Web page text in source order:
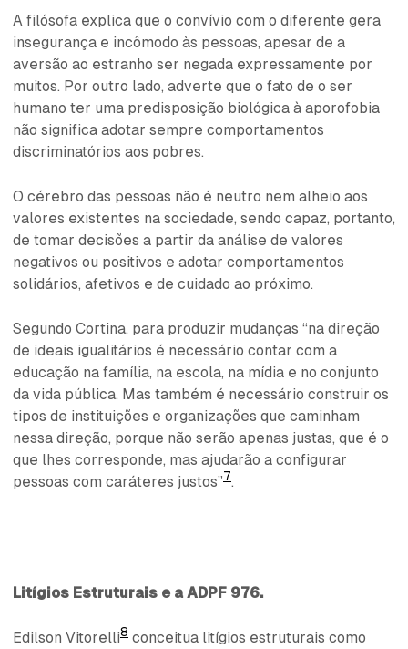
A filósofa explica que o convívio com o diferente gera
insegurança e incômodo às pessoas, apesar de a
aversão ao estranho ser negada expressamente por
muitos. Por outro lado, adverte que o fato de o ser
humano ter uma predisposição biológica à aporofobia
não significa adotar sempre comportamentos
discriminatórios aos pobres.
O cérebro das pessoas não é neutro nem alheio aos
valores existentes na sociedade, sendo capaz, portanto,
de tomar decisões a partir da análise de valores
negativos ou positivos e adotar comportamentos
solidários, afetivos e de cuidado ao próximo.
Segundo Cortina, para produzir mudanças “na direção
de ideais igualitários é necessário contar com a
educação na família, na escola, na mídia e no conjunto
da vida pública. Mas também é necessário construir os
tipos de instituições e organizações que caminham
nessa direção, porque não serão apenas justas, que é o
que lhes corresponde, mas ajudarão a configurar
pessoas com caráteres justos”7.
Litígios Estruturais e a ADPF 976.
Edilson Vitorelli8 conceitua litígios estruturais como